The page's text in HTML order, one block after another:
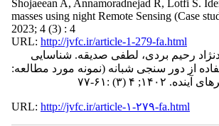
Shojaeean A, Annamoradnejad R, Lotfi S.
masses using night Remote Sensing (Case
2023; 4 (3) : 4
URL: http://jvfc.ir/article-1-279-fa.html
رحیم بردی، لطفی صدیقه. شناسایی
از دور سنجی شبانه (نمونه مورد مطالعه:
۴ (۳) :۶۱-۷۷
URL: http://jvfc.ir/article-۱-۲۷۹-fa.html